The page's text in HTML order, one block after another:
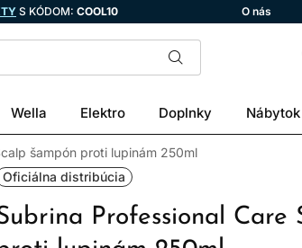
S KÓDOM: COOL10 O nás
Wella Elektro Doplnky Nábytok
šampón proti lupinám 250ml
Oficiálna distribúcia
Professional Care